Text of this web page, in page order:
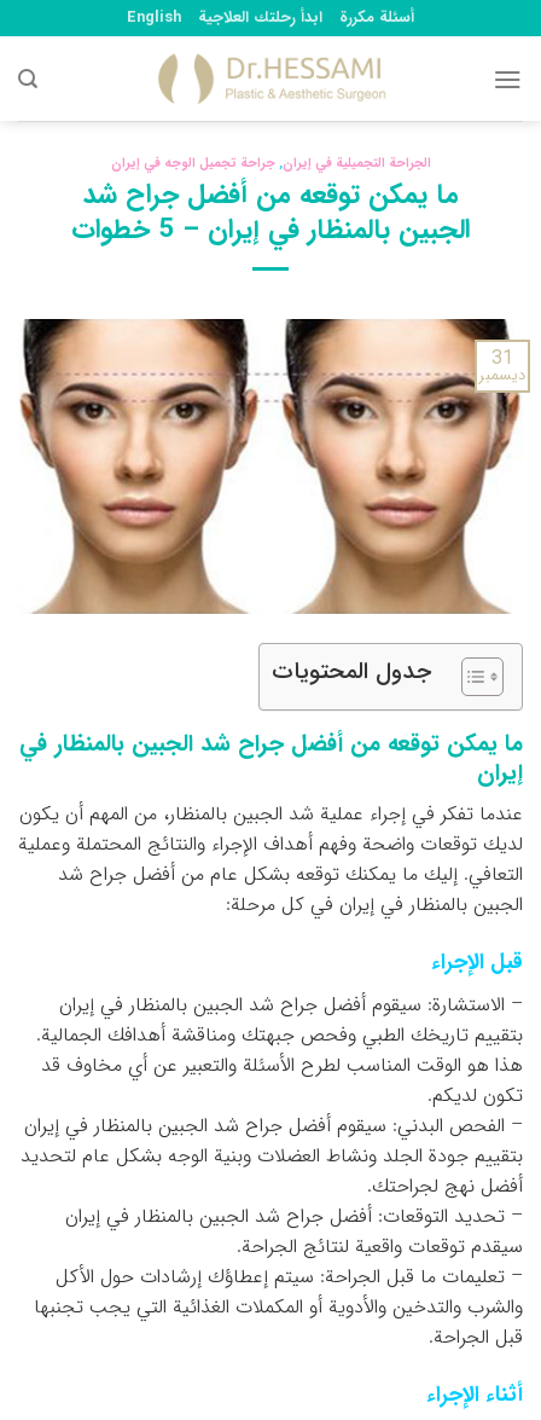
to
content
أسئلة مكررة ابدأ رحلتك العلاجية English
الجراحة التجميلية في إيران,جراحة تجميل الوجه في إيران
ما يمكن توقعه من أفضل جراح شد
الجبين بالمنظار في إيران – 5 خطوات
31
ديسمبر
جدول المحتويات
ما يمكن توقعه من أفضل جراح شد الجبين بالمنظار في
إيران
عندما تفكر في إجراء عملية شد الجبين بالمنظار، من المهم أن يكون
لديك توقعات واضحة وفهم أهداف الإجراء والنتائج المحتملة وعملية
التعافي. إليك ما يمكنك توقعه بشكل عام من أفضل جراح شد
الجبين بالمنظار في إيران في كل مرحلة:
قبل الإجراء
– الاستشارة: سيقوم أفضل جراح شد الجبين بالمنظار في إيران
بتقييم تاريخك الطبي وفحص جبهتك ومناقشة أهدافك الجمالية.
هذا هو الوقت المناسب لطرح الأسئلة والتعبير عن أي مخاوف قد
تكون لديكم.
– الفحص البدني: سيقوم أفضل جراح شد الجبين بالمنظار في إيران
بتقييم جودة الجلد ونشاط العضلات وبنية الوجه بشكل عام لتحديد
أفضل نهج لجراحتك.
– تحديد التوقعات: أفضل جراح شد الجبين بالمنظار في إيران
سيقدم توقعات واقعية لنتائج الجراحة.
– تعليمات ما قبل الجراحة: سيتم إعطاؤك إرشادات حول الأكل
والشرب والتدخين والأدوية أو المكملات الغذائية التي يجب تجنبها
قبل الجراحة.
أثناء الإجراء